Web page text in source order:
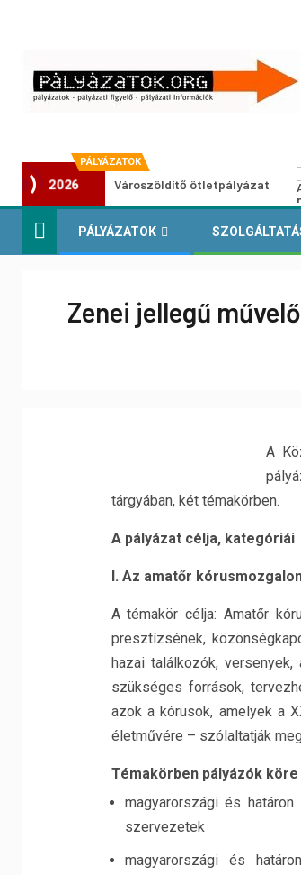
PÁLYÁZATOK
2026Városzöldítő ötletpályázat
PÁLYÁZATOK
Zenei jellegű
A
tárgyában, két témakörben.
A pályázat célja, kategóriái
I. Az amatőr
A témakör célja: Amatőr
presztízsének,
hazai találkozók,
szükséges források,
azok a kórusok, amelyek a
életművére – szólaltatják
Témakörben pályázók köre
magyarországi és
szervezetek
magyarországi és